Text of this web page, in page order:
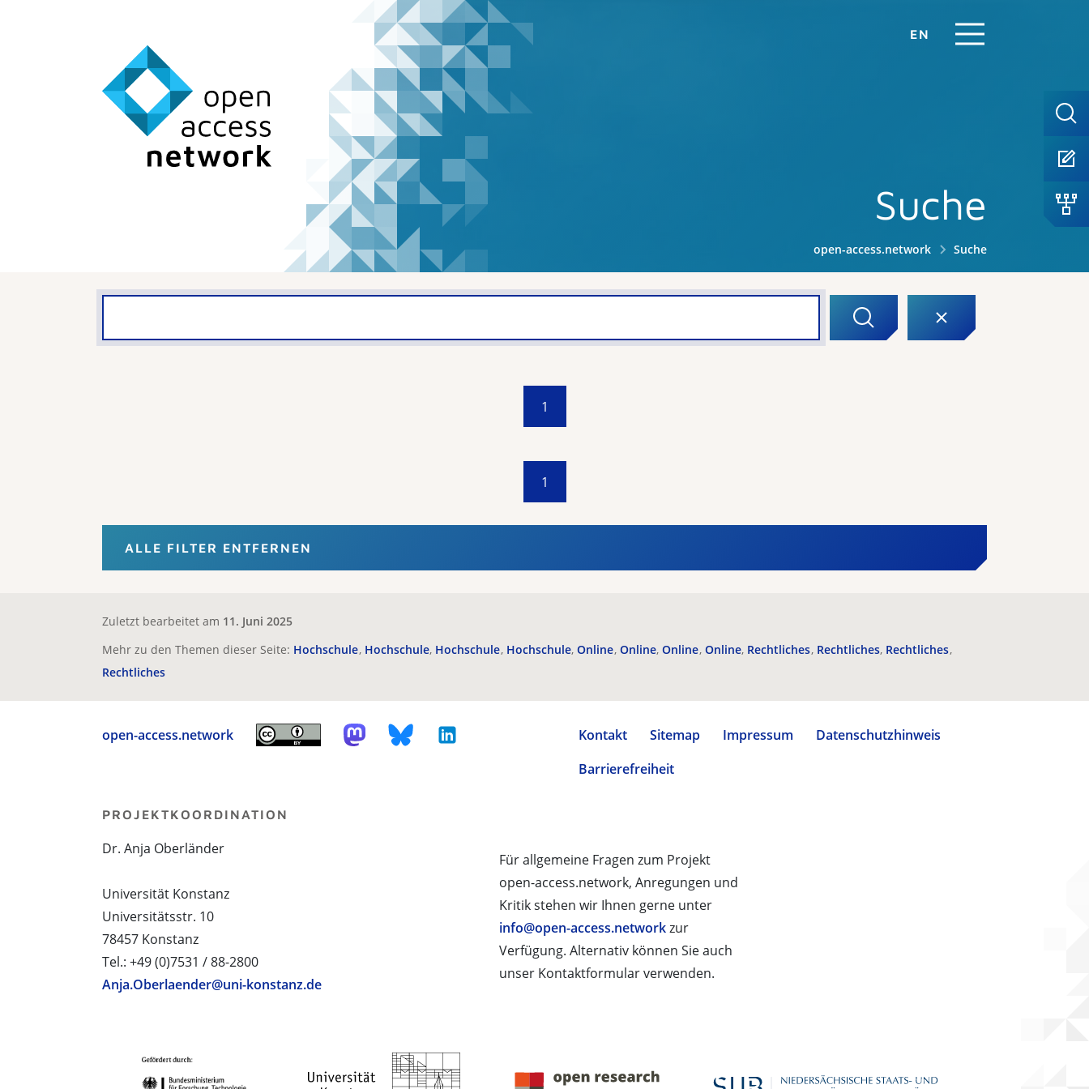
EN
Suche
open-access.network Suche
1
1
ALLE FILTER ENTFERNEN
Zuletzt bearbeitet am 11. Juni 2025
Mehr zu den Themen dieser Seite: Hochschule Hochschule Hochschule Hochschule Online Online Online Online Rechtliches Rechtliches Rechtliches
Rechtliches
open-access.network Kontakt Sitemap Impressum
Datenschutzhinweis
Barrierefreiheit
Für allgemeine Fragen zum Projekt
open-access.network, Anregungen und
Kritik stehen wir Ihnen gerne unter
info@open-access.networkzur
Verfügung. Alternativ können Sie auch
unser Kontaktformular verwenden.
PROJEKTKOORDINATION
Dr. Anja Oberländer
Universität Konstanz
Universitätsstr. 10
78457 Konstanz
Tel.: +49 (0)7531 / 88-2800
Anja.Oberlaender@uni-konstanz.de